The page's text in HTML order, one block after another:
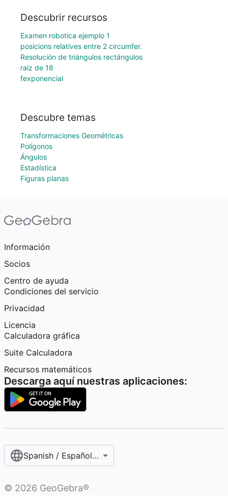
Descubrir recursos
Examen robotica ejemplo 1
posicions relatives entre 2 circumfer.
Resolución de triángulos rectángulos
raiz de 18
fexponencial
Descubre temas
Transformaciones Geométricas
Polígonos
Ángulos
Estadística
Figuras planas
Información
Socios
Centro de ayuda
Condiciones del servicio
Privacidad
Licencia
Calculadora gráfica
Suite Calculadora
Recursos matemáticos
Descarga aquí nuestras aplicaciones:
Spanish / Español (internacional)
© 2026 GeoGebra®